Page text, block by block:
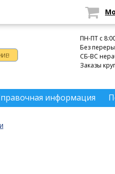
Время
ПН-ПТ c
Без
СБ-ВС
Заказы
информация